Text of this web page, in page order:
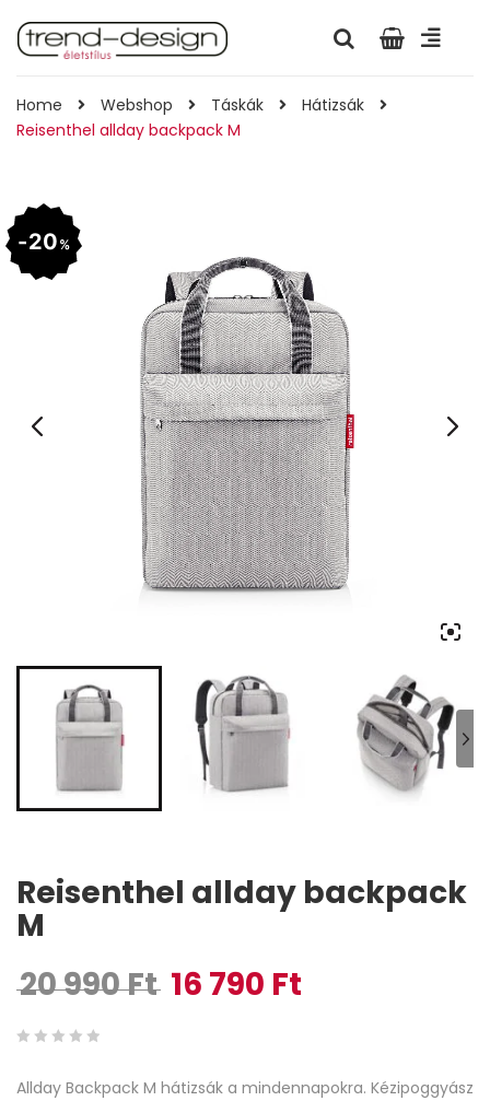
Home Webshop Táskák
Hátizsák
Reisenthel allday backpack M
20%
Reisenthel allday backpack
M
20 990Ft Original price was: 20 990 Ft.
16 790 Ft
out
Allday Backpack M hátizsák a mindennapokra. Kézipoggyász